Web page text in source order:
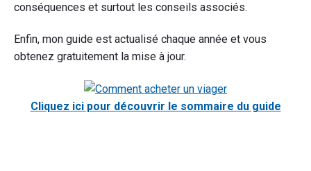
conséquences et surtout les conseils associés.
Enfin, mon guide est actualisé chaque année et vous
obtenez gratuitement la mise à jour.
Cliquez ici pour découvrir le sommaire du guide